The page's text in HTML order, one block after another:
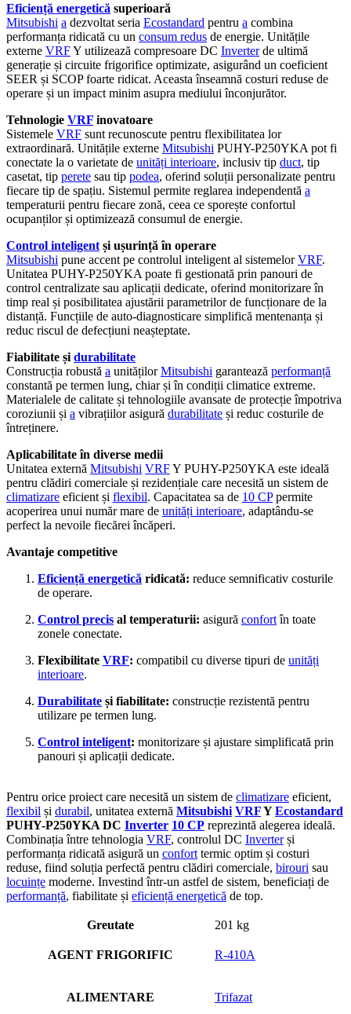
Eficiență energetică superioară
Mitsubishi a dezvoltat seria Ecostandard pentru a combina
performanța ridicată cu un consum redus de energie. Unitățile
externe VRFY utilizează compresoare DC Inverterde ultimă
generație și circuite frigorifice optimizate, asigurând un coeficient
SEER și SCOP foarte ridicat. Aceasta înseamnă costuri reduse de
operare și un impact minim asupra mediului înconjurător.
Tehnologie VRF inovatoare
Sistemele VRF sunt recunoscute pentru flexibilitatea lor
extraordinară. Unitățile externe Mitsubishi PUHY-P250YKA pot fi
conectate la o varietate de unități interioare, inclusiv tip duct, tip
casetat, tip perete sau tip podea, oferind soluții personalizate pentru
fiecare tip de spațiu. Sistemul permite reglarea independentă a
temperaturii pentru fiecare zonă, ceea ce sporește confortul
ocupanților și optimizează consumul de energie.
Control inteligent și ușurință în operare
Mitsubishi pune accent pe controlul inteligent al sistemelorVRF.
Unitatea PUHY-P250YKA poate fi gestionată prin panouri de
control centralizate sau aplicații dedicate, oferind monitorizare în
timp real și posibilitatea ajustării parametrilor de funcționare de la
distanță. Funcțiile de auto-diagnosticare simplifică mentenanța și
reduc riscul de defecțiuni neașteptate.
Fiabilitate și durabilitate
Construcția robustă a unitățilorMitsubishi garantează performanță
constantă pe termen lung, chiar și în condiții climatice extreme.
Materialele de calitate și tehnologiile avansate de protecție împotriva
coroziunii și a vibrațiilor asigură durabilitate și reduc costurile de
întreținere.
Aplicabilitate în diverse medii
Unitatea externă Mitsubishi VRFY PUHY-P250YKA este ideală
pentru clădiri comerciale și rezidențiale care necesită un sistem de
climatizare eficient și flexibil. Capacitatea sa de 10 CPpermite
acoperirea unui număr mare de unități interioare, adaptându-se
perfect la nevoile fiecărei încăperi.
Avantaje competitive
Eficiență energetică ridicată: reduce semnificativ costurile
de operare.
Control precis al temperaturii: asigură confortîn toate
zonele conectate.
Flexibilitate VRF: compatibil cu diverse tipuri de unități
interioare.
Durabilitate și fiabilitate: construcție rezistentă pentru
utilizare pe termen lung.
Control inteligent: monitorizare și ajustare simplificată prin
panouri și aplicații dedicate.
Pentru orice proiect care necesită un sistem de climatizare eficient,
flexibil și durabil, unitatea externă Mitsubishi VRFYEcostandard
PUHY-P250YKA DC Inverter 10 CP reprezintă alegerea ideală.
Combinația între tehnologia VRF, controlul DC Inverterși
performanța ridicată asigură un confort termic optim și costuri
reduse, fiind soluția perfectă pentru clădiri comerciale, birouri sau
locuințe moderne. Investind într-un astfel de sistem, beneficiați de
performanță, fiabilitate și eficiență energetică de top.
Greutate 201 kg
AGENT FRIGORIFIC R-410A
ALIMENTARE Trifazat